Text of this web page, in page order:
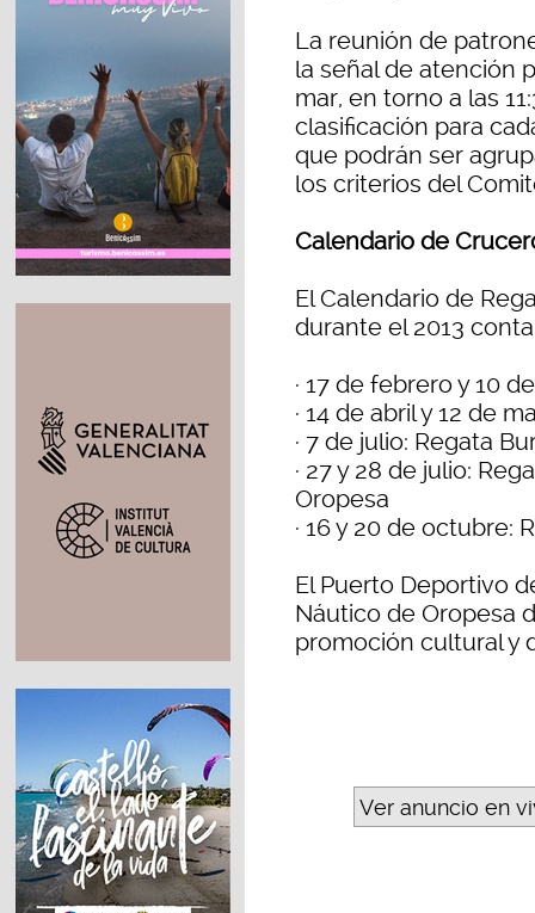
La reunión de
la señal de atención
mar, en torno a las
clasificación para
que podrán ser
los criterios del
Calendario de
El Calendario de
durante el 2013
· 17 de febrero y 10
· 14 de abril y 12 de
· 7 de julio: Regata
· 27 y 28 de julio:
Oropesa
· 16 y 20 de octubre:
El Puerto Deportivo
Náutico de Oropesa
promoción cultural y
Ver anuncio en